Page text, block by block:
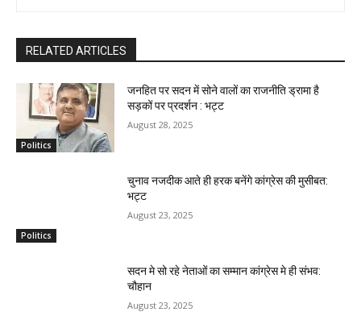
RELATED ARTICLES
Politics
जनहित पर सदन में सोने वालों का राजनीति ड्रामा है
सड़कों पर प्रदर्शन : भट्ट
August 28, 2025
Politics
चुनाव नजदीक आते ही हरक बनेंगे कांग्रेस की मुसीबत:
भट्ट
August 23, 2025
सदन मे सो रहे नेताओं का सम्मान कांग्रेस मे ही संभव:
चौहान
August 23, 2025